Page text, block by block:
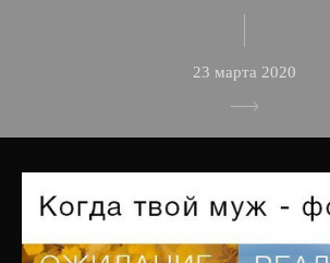
23 марта 2020